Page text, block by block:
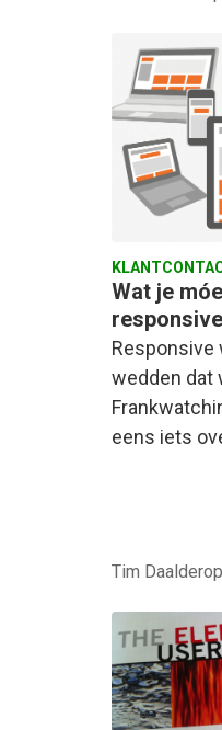
Wat je
Responsive
wedden dat
eens iets
Tim Daalderop